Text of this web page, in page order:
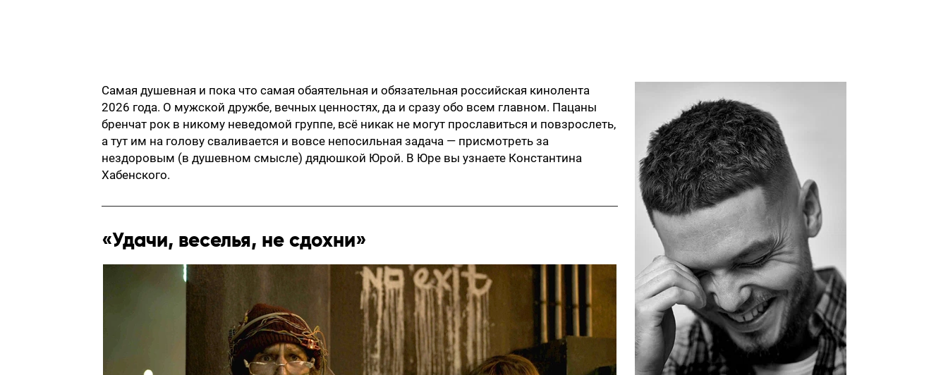
Самая душевная и пока что самая обаятельная и обязательная российская кинолента
2026 года. О мужской дружбе, вечных ценностях, да и сразу обо всем главном. Пацаны
бренчат рок в никому неведомой группе, всё никак не могут прославиться и повзрослеть,
а тут им на голову сваливается и вовсе непосильная задача — присмотреть за
нездоровым (в душевном смысле) дядюшкой Юрой. В Юре вы узнаете Константина
Хабенского.
«Удачи, веселья, не сдохни»